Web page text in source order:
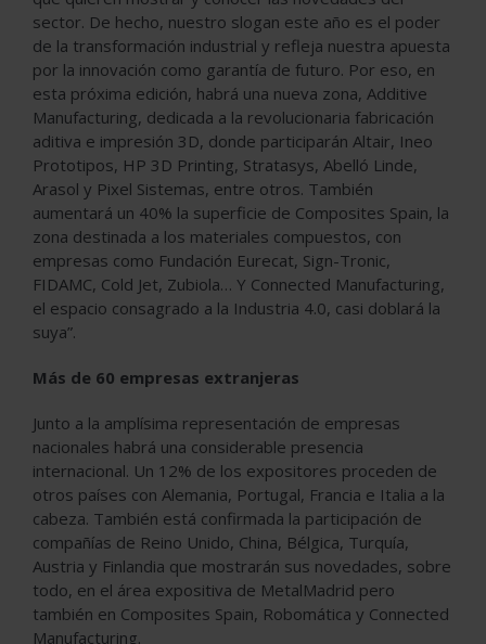
sector. De hecho, nuestro slogan este año es el poder
de la transformación industrial y refleja nuestra apuesta
por la innovación como garantía de futuro. Por eso, en
esta próxima edición, habrá una nueva zona, Additive
Manufacturing, dedicada a la revolucionaria fabricación
aditiva e impresión 3D, donde participarán Altair, Ineo
Prototipos, HP 3D Printing, Stratasys, Abelló Linde,
Arasol y Pixel Sistemas, entre otros. También
aumentará un 40% la superficie de Composites Spain, la
zona destinada a los materiales compuestos, con
empresas como Fundación Eurecat, Sign-Tronic,
FIDAMC, Cold Jet, Zubiola… Y Connected Manufacturing,
el espacio consagrado a la Industria 4.0, casi doblará la
suya”.
Más de 60 empresas extranjeras
Junto a la amplísima representación de empresas
nacionales habrá una considerable presencia
internacional. Un 12% de los expositores proceden de
otros países con Alemania, Portugal, Francia e Italia a la
cabeza. También está confirmada la participación de
compañías de Reino Unido, China, Bélgica, Turquía,
Austria y Finlandia que mostrarán sus novedades, sobre
todo, en el área expositiva de MetalMadrid pero
también en Composites Spain, Robomática y Connected
Manufacturing.